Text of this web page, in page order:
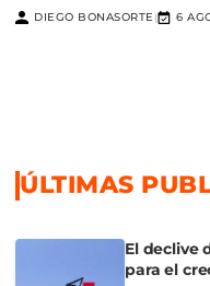
DIEGO BONASORTE | 6
ÚLTIMAS
El declive
para el